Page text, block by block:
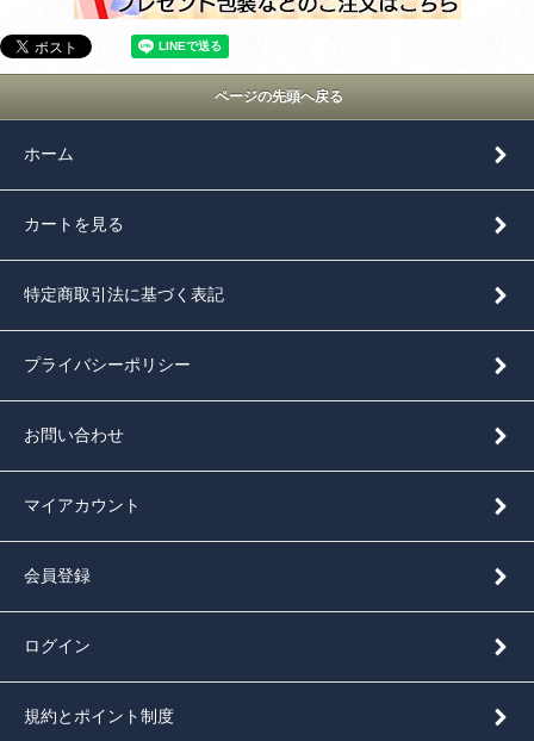
ページの先頭へ戻る
ホーム
カートを見る
特定商取引法に基づく表記
プライバシーポリシー
お問い合わせ
マイアカウント
会員登録
ログイン
規約とポイント制度